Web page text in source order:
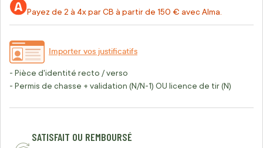
Payez de 2 à 4x par CB à partir de 150 € avec Alma.
Importer vos justificatifs
- Pièce d'identité recto / verso
- Permis de chasse + validation (N/N-1) OU licence de tir (N)
SATISFAIT OU REMBOURSÉ